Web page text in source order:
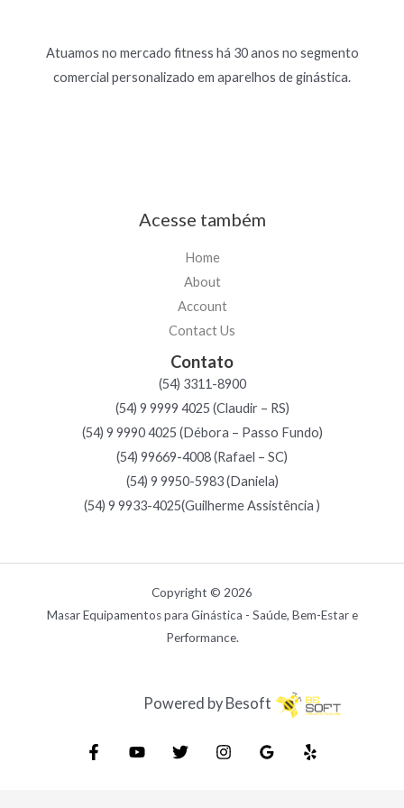
Atuamos no mercado fitness há 30 anos no segmento
comercial personalizado em aparelhos de ginástica.
Acesse também
Home
About
Account
Contact Us
Contato
(54) 3311-8900
(54) 9 9999 4025 (Claudir – RS)
(54) 9 9990 4025 (Débora – Passo Fundo)
(54) 99669-4008 (Rafael – SC)
(54) 9 9950-5983 (Daniela)
(54) 9 9933-4025(Guilherme Assistência )
Copyright © 2026
Masar Equipamentos para Ginástica - Saúde, Bem-Estar e
Performance.
Powered by Besoft